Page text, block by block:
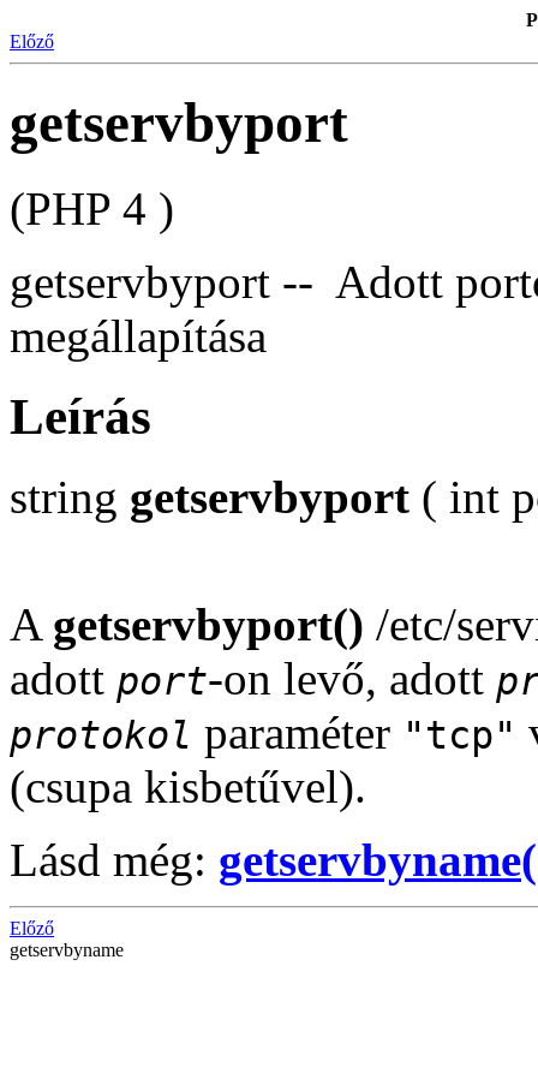
Előző
getservbyport
(PHP 4 )
getservbyport -- Adott
megállapítása
Leírás
string getservbyport ( int
A getservbyport() /etc/
adott port-on levő, adott
protokol paraméter "tcp"
(csupa kisbetűvel).
Lásd még:
Előző
getservbyname